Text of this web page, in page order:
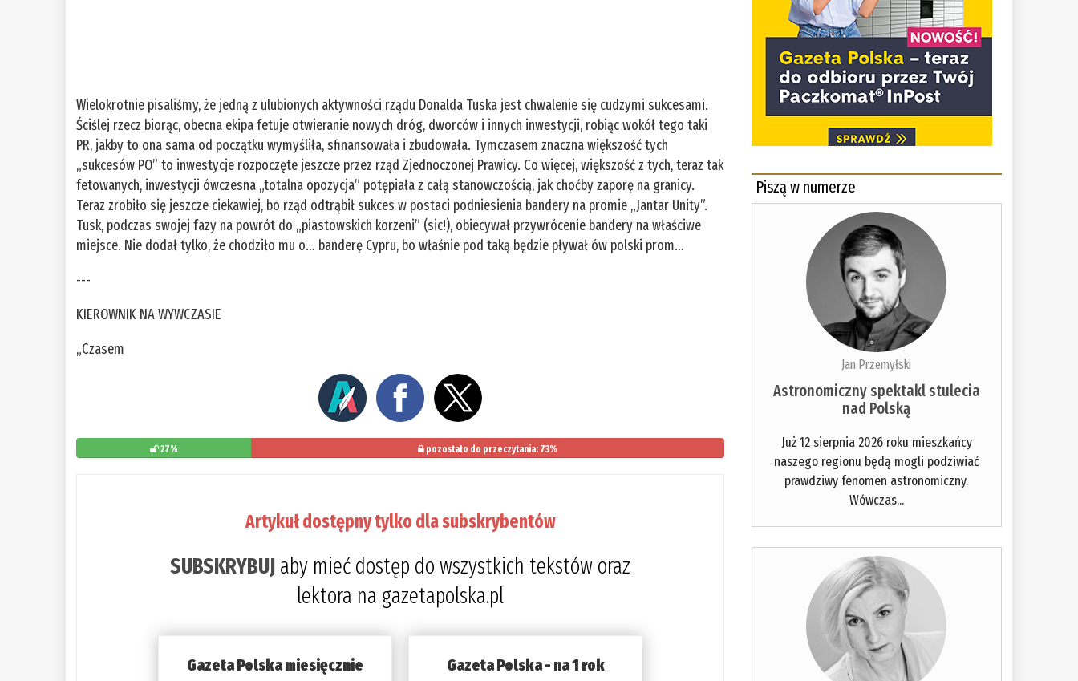
Wielokrotnie pisaliśmy, że jedną z ulubionych aktywności rządu Donalda Tuska jest chwalenie się cudzymi sukcesami.
Ściślej rzecz biorąc, obecna ekipa fetuje otwieranie nowych dróg, dworców i innych inwestycji, robiąc wokół tego taki
PR, jakby to ona sama od początku wymyśliła, sfinansowała i zbudowała. Tymczasem znaczna większość tych
„sukcesów PO” to inwestycje rozpoczęte jeszcze przez rząd Zjednoczonej Prawicy. Co więcej, większość z tych, teraz tak
fetowanych, inwestycji ówczesna „totalna opozycja” potępiała z całą stanowczością, jak choćby zaporę na granicy.
Teraz zrobiło się jeszcze ciekawiej, bo rząd odtrąbił sukces w postaci podniesienia bandery na promie „Jantar Unity”.
Tusk, podczas swojej fazy na powrót do „piastowskich korzeni” (sic!), obiecywał przywrócenie bandery na właściwe
miejsce. Nie dodał tylko, że chodziło mu o… banderę Cypru, bo właśnie pod taką będzie pływał ów polski prom…
---
KIEROWNIK NA WYWCZASIE
„Czasem
27% pozostało do przeczytania: 73%
Artykuł dostępny tylko dla subskrybentów
SUBSKRYBUJ aby mieć dostęp do wszystkich tekstów oraz
lektora na gazetapolska.pl
Gazeta Polska miesięcznie Gazeta Polska - na 1 rok
Piszą w numerze
Jan Przemyłski
Astronomiczny spektakl stulecia
nad Polską
Już 12 sierpnia 2026 roku mieszkańcy
naszego regionu będą mogli podziwiać
prawdziwy fenomen astronomiczny.
Wówczas...